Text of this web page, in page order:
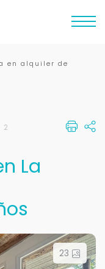
en alquiler de
La
23